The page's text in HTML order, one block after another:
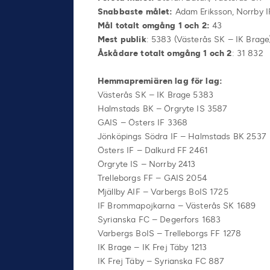
Snabbaste målet: Adam Eriksson, Norrby
Mål totalt omgång 1 och 2: 43
Mest publik: 5383 (Västerås SK – IK
Åskådare totalt omgång 1 och 2: 31 832
Hemmapremiären lag för lag:
Västerås SK – IK Brage 5383
Halmstads BK – Örgryte IS 3587
GAIS – Östers IF 3368
Jönköpings Södra IF – Halmstads BK 2537
Östers IF – Dalkurd FF 2461
Örgryte IS – Norrby 2413
Trelleborgs FF – GAIS 2054
Mjällby AIF – Varbergs BoIS 1725
IF Brommapojkarna – Västerås SK 1689
Syrianska FC – Degerfors 1683
Varbergs BoIS – Trelleborgs FF 1278
IK Brage – IK Frej Täby 1213
IK Frej Täby – Syrianska FC 887